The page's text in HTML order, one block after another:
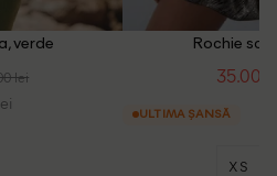
verde
lei
Rochie
35.00
ULTIMA ȘANSĂ
XS